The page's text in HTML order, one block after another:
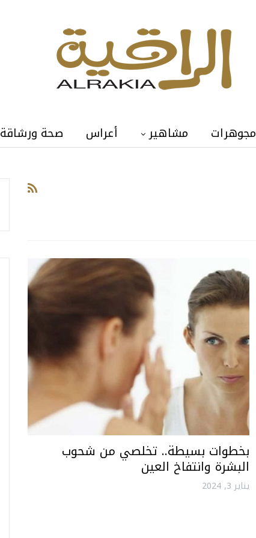
مجوهرات مشاهير أعراس صحة ورشاقة
بخطوات بسيطة.. تخلصي من شحوب
البشرة وانتفاخ العين
يناير 3, 2024